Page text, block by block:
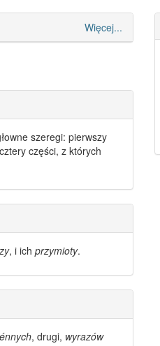
Więcej...
szeregi: pierwszy
części, z których
, i ich przymioty.
, drugi, wyrazów